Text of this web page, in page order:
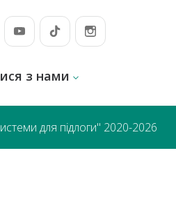
з нами
для підлоги" 2020-2026